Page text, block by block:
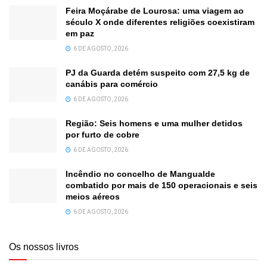
Feira Moçárabe de Lourosa: uma viagem ao
século X onde diferentes religiões coexistiram
em paz
6 DE AGOSTO, 2026
PJ da Guarda detém suspeito com 27,5 kg de
canábis para comércio
6 DE AGOSTO, 2026
Região: Seis homens e uma mulher detidos
por furto de cobre
6 DE AGOSTO, 2026
Incêndio no concelho de Mangualde
combatido por mais de 150 operacionais e seis
meios aéreos
6 DE AGOSTO, 2026
Os nossos livros